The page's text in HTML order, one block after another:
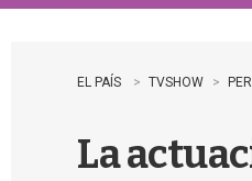
EL PAÍS TVSHOW
La